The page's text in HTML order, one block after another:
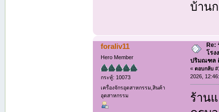
บ้าน
foraliv11
Hero Member
กระทู้: 10073
เครื่องจักรอุตสาหกรรม,สินค้า
อุตสาหกรรม
Re:
โรง
ปริมณฑล
«ตอบกลับ
2026,
ร้าน